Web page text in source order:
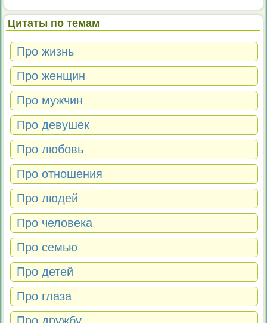
Цитаты по темам
Про жизнь
Про женщин
Про мужчин
Про девушек
Про любовь
Про отношения
Про людей
Про человека
Про семью
Про детей
Про глаза